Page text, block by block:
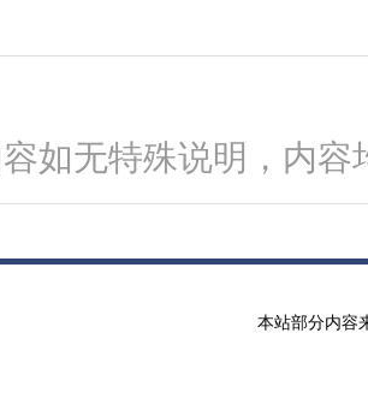
如无特殊说明，内
本站部分内容